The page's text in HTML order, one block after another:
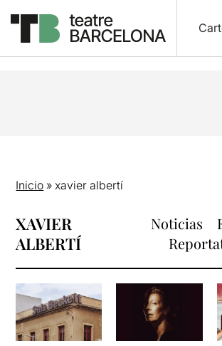
Inicio »xavier albertí
XAVIER
ALBERTÍ
Noticias